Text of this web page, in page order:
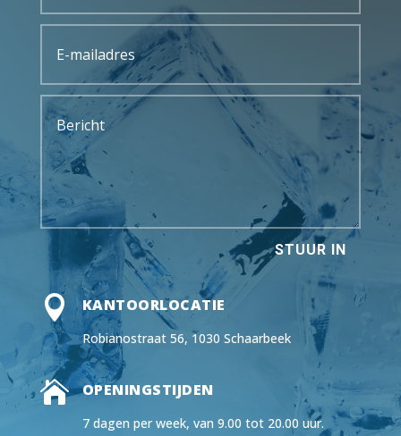
STUUR IN
 KANTOORLOCATIE
Robianostraat 56, 1030 Schaarbeek
 OPENINGSTIJDEN
7 dagen per week, van 9.00 tot 20.00 uur.